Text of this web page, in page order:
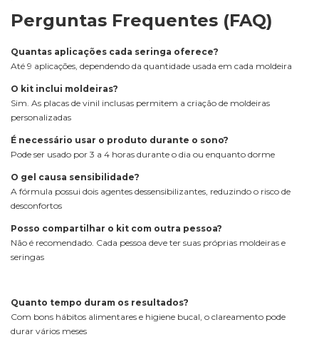
Perguntas Frequentes (FAQ)
Quantas aplicações cada seringa oferece?
Até 9 aplicações, dependendo da quantidade usada em cada moldeira
O kit inclui moldeiras?
Sim. As placas de vinil inclusas permitem a criação de moldeiras
personalizadas
É necessário usar o produto durante o sono?
Pode ser usado por 3 a 4 horas durante o dia ou enquanto dorme
O gel causa sensibilidade?
A fórmula possui dois agentes dessensibilizantes, reduzindo o risco de
desconfortos
Posso compartilhar o kit com outra pessoa?
Não é recomendado. Cada pessoa deve ter suas próprias moldeiras e
seringas
Quanto tempo duram os resultados?
Com bons hábitos alimentares e higiene bucal, o clareamento pode
durar vários meses